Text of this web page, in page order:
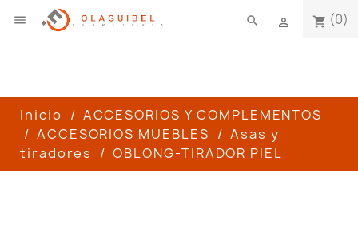
 shopping_cart (0)

search
Inicio
ACCESORIOS Y COMPLEMENTOS
ACCESORIOS MUEBLES
Asas y
tiradores
OBLONG-TIRADOR PIEL